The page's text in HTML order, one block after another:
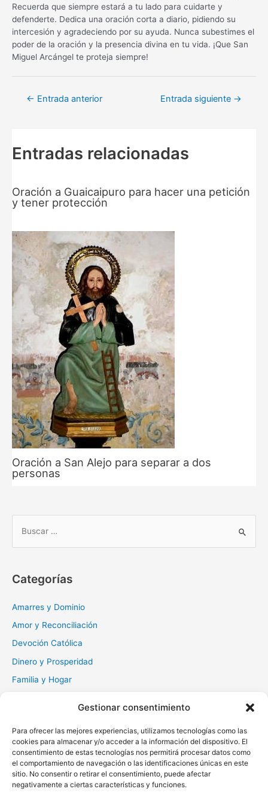
Gestionar consentimiento
Para ofrecer las mejores experiencias, utilizamos tecnologías como las
cookies para almacenar y/o acceder a la información del dispositivo. El
consentimiento de estas tecnologías nos permitirá procesar datos como
el comportamiento de navegación o las identificaciones únicas en este
sitio. No consentir o retirar el consentimiento, puede afectar
negativamente a ciertas características y funciones.
Recuerda que siempre estará a tu lado para cuidarte y
defenderte. Dedica una oración corta a diario, pidiendo su
intercesión y agradeciendo por su ayuda. Nunca subestimes el
poder de la oración y la presencia divina en tu vida. ¡Que San
Miguel Arcángel te proteja siempre!
Navegación
← Entrada anterior Entrada siguiente →
Entradas relacionadas
Oración a Guaicaipuro para hacer una petición
y tener protección
Oración a San Alejo para separar a dos
personas
r
Categorías
Amarres y Dominio
Amor y Reconciliación
Devoción Católica
Dinero y Prosperidad
Familia y Hogar
Muerte y Difuntos
Oraciones Diarias
Otras
Protección y Liberación